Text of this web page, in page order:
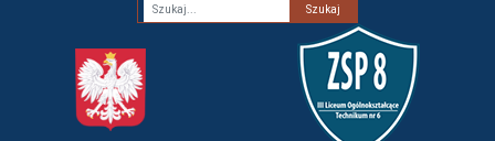
Fraza